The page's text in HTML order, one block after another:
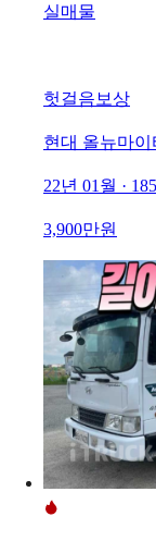
실매물
헛걸음보상
현대 올뉴마이
22년 01월 ·
3,900만원